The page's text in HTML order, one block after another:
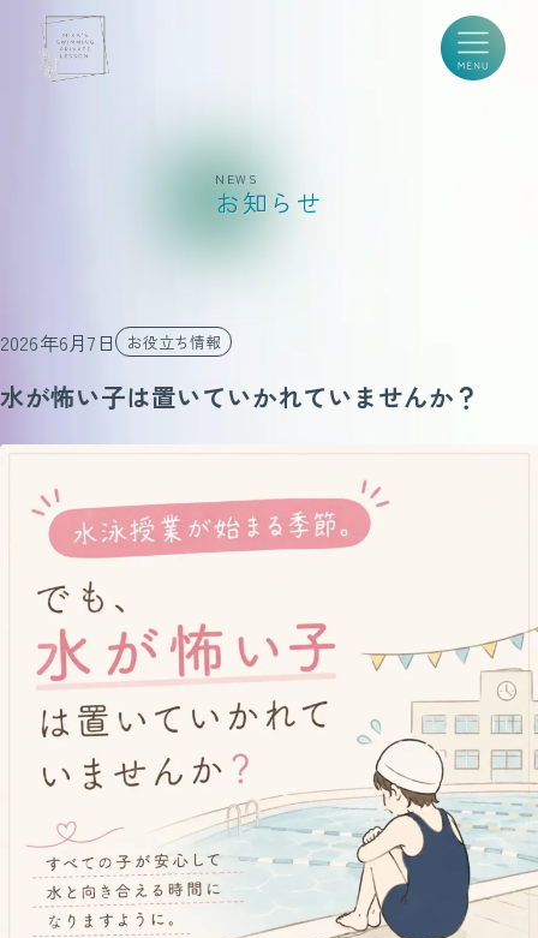
NEWS
お知らせ
2026年6月7日 お役立ち情報
水が怖い子は置いていかれていませんか？